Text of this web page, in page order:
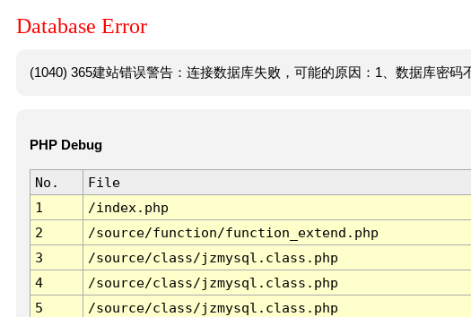
Database Error
(1040) 365建站错误警告：连接数据库失败，可能的原因：1、数据库密码
PHP Debug
No. File
1
/index.php
2
/source/function/function_extend.php
3
/source/class/jzmysql.class.php
4
/source/class/jzmysql.class.php
5
/source/class/jzmysql.class.php